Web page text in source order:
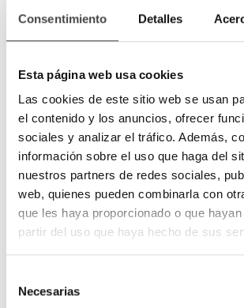
Consentimiento Detalles
Esta página web usa cookies
Las cookies de este sitio web se usan
el contenido y los anuncios, ofrecer
sociales y analizar el tráfico. Además,
información sobre el uso que haga del
nuestros partners de redes sociales,
web, quienes pueden combinarla con
que les haya proporcionado o que
partir del uso que haya hecho de sus
Necesarias